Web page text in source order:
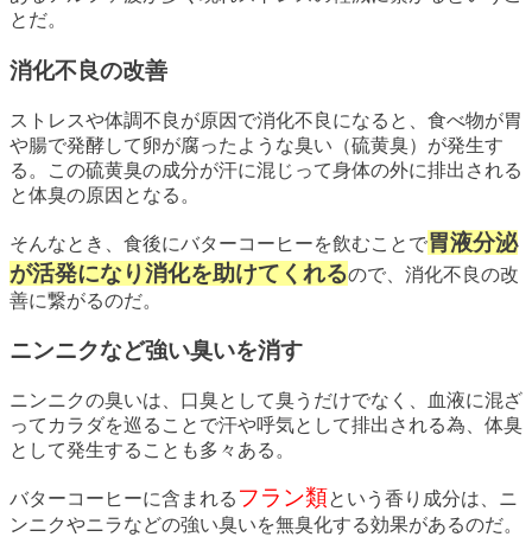
とだ。
消化不良の改善
ストレスや体調不良が原因で消化不良になると、食べ物が胃
や腸で発酵して卵が腐ったような臭い（硫黄臭）が発生す
る。この硫黄臭の成分が汗に混じって身体の外に排出される
と体臭の原因となる。
そんなとき、食後にバターコーヒーを飲むことで胃液分泌
が活発になり消化を助けてくれるので、消化不良の改
善に繋がるのだ。
ニンニクなど強い臭いを消す
ニンニクの臭いは、口臭として臭うだけでなく、血液に混ざ
ってカラダを巡ることで汗や呼気として排出される為、体臭
として発生することも多々ある。
バターコーヒーに含まれる フラン類という香り成分は、ニ
ンニクやニラなどの強い臭いを無臭化する効果があるのだ。